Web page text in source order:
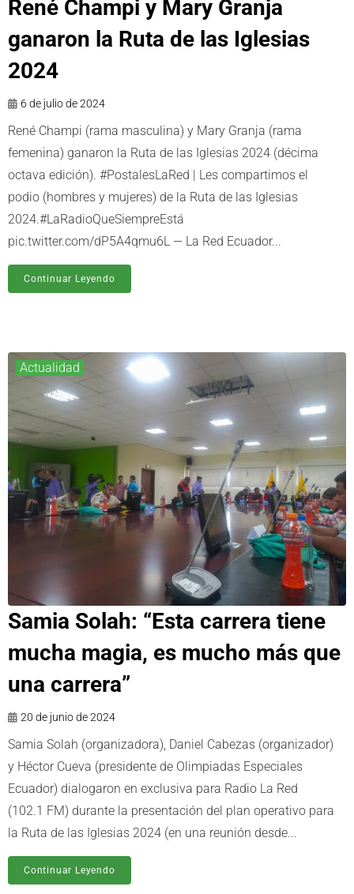
René Champi y Mary Granja
ganaron la Ruta de las Iglesias
2024
6 de julio de 2024
René Champi (rama masculina) y Mary Granja (rama
femenina) ganaron la Ruta de las Iglesias 2024 (décima
octava edición). #PostalesLaRed | Les compartimos el
podio (hombres y mujeres) de la Ruta de las Iglesias
2024.#LaRadioQueSiempreEstá
pic.twitter.com/dP5A4qmu6L — La Red Ecuador...
Continuar Leyendo
Actualidad
Samia Solah: “Esta carrera tiene
mucha magia, es mucho más que
una carrera”
20 de junio de 2024
Samia Solah (organizadora), Daniel Cabezas (organizador)
y Héctor Cueva (presidente de Olimpiadas Especiales
Ecuador) dialogaron en exclusiva para Radio La Red
(102.1 FM) durante la presentación del plan operativo para
la Ruta de las Iglesias 2024 (en una reunión desde...
Continuar Leyendo